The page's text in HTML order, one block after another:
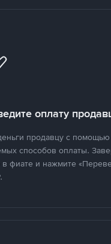
оплату
продавцу с помощью
способов оплаты.
в фиате и нажмите